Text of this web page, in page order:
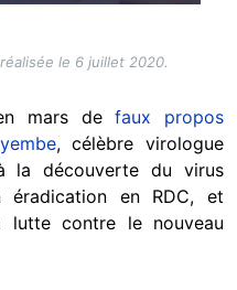
le 6 juillet 2020.
en mars defaux propos
, célèbre virologue
la découverte du virus
en RDC, et
lutte contre le nouveau